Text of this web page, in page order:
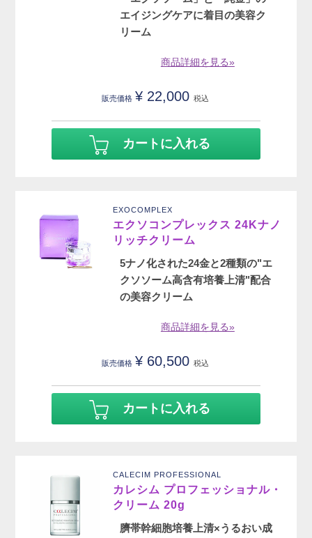
エイジングケアに着目の美容ク
リーム
商品詳細を見る»
販売価格 ¥ 22,000 税込
カートに入れる
EXOCOMPLEX
エクソコンプレックス 24Kナノ
リッチクリーム
5ナノ化された24金と2種類の"エ
クソソーム高含有培養上清"配合
の美容クリーム
商品詳細を見る»
販売価格 ¥ 60,500 税込
カートに入れる
CALECIM PROFESSIONAL
カレシム プロフェッショナル・
クリーム 20g
臍帯幹細胞培養上清×うるおい成